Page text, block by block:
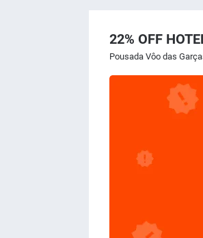
22% OFF
Pousada Vôo das